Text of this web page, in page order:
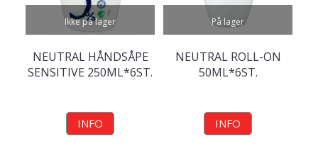
Ikke på lager
NEUTRAL HÅNDSÅPE
SENSITIVE 250ML*6ST.
INFO
På lager
NEUTRAL ROLL-ON
50ML*6ST.
INFO